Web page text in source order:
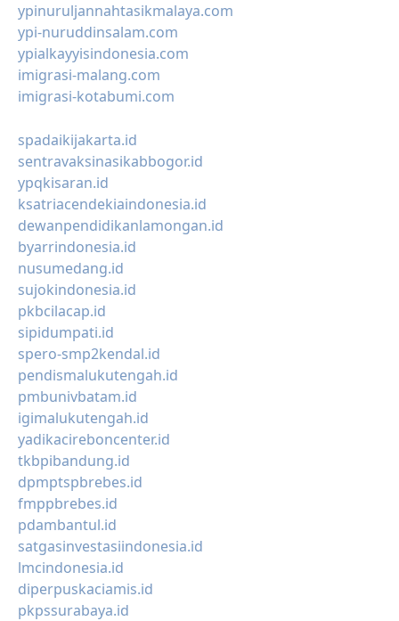
ypinuruljannahtasikmalaya.com
ypi-nuruddinsalam.com
ypialkayyisindonesia.com
imigrasi-malang.com
imigrasi-kotabumi.com
spadaikijakarta.id
sentravaksinasikabbogor.id
ypqkisaran.id
ksatriacendekiaindonesia.id
dewanpendidikanlamongan.id
byarrindonesia.id
nusumedang.id
sujokindonesia.id
pkbcilacap.id
sipidumpati.id
spero-smp2kendal.id
pendismalukutengah.id
pmbunivbatam.id
igimalukutengah.id
yadikacireboncenter.id
tkbpibandung.id
dpmptspbrebes.id
fmppbrebes.id
pdambantul.id
satgasinvestasiindonesia.id
lmcindonesia.id
diperpuskaciamis.id
pkpssurabaya.id